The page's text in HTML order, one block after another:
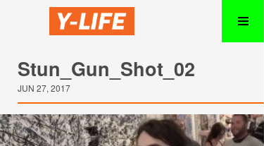
Stun_Gun_Shot_02
JUN 27, 2017